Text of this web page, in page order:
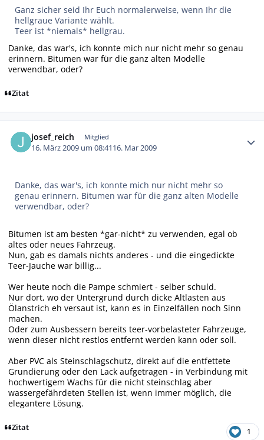
Ganz sicher seid Ihr Euch normalerweise, wenn Ihr die
hellgraue Variante wählt.
Teer ist *niemals* hellgrau.
Danke, das war's, ich konnte mich nur nicht mehr so genau
erinnern. Bitumen war für die ganz alten Modelle
verwendbar, oder?
Zitat
josef_reich Mitglied
16. März 2009 um 08:4116. Mar 2009
Danke, das war's, ich konnte mich nur nicht mehr so
genau erinnern. Bitumen war für dieganzalten Modelle
verwendbar, oder?
Bitumen ist am besten *gar-nicht* zu verwenden, egal ob
altes oder neues Fahrzeug.
Nun, gab es damals nichts anderes - und die eingedickte
Teer-Jauche war billig...
Wer heute noch die Pampe schmiert - selber schuld.
Nur dort, wo der Untergrund durch dicke Altlasten aus
Ölanstrich eh versaut ist, kann es in Einzelfällen noch Sinn
machen.
Oder zum Ausbessern bereits teer-vorbelasteter Fahrzeuge,
wenn dieser nicht restlos entfernt werden kann oder soll.
Aber PVC als Steinschlagschutz, direkt auf die entfettete
Grundierung oder den Lack aufgetragen - in Verbindung mit
hochwertigem Wachs für die nicht steinschlag aber
wassergefährdeten Stellen ist, wenn immer möglich, die
elegantere Lösung.
Zitat 1